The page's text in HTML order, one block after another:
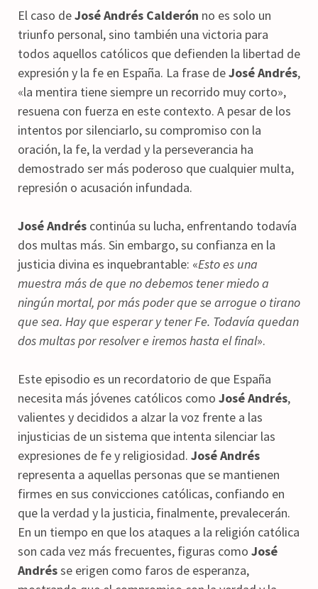
El caso deJosé Andrés Calderón no es solo un
triunfo personal, sino también una victoria para
todos aquellos católicos que defienden la libertad de
expresión y la fe en España. La frase deJosé Andrés,
«la mentira tiene siempre un recorrido muy corto»,
resuena con fuerza en este contexto. A pesar de los
intentos por silenciarlo, su compromiso con la
oración, la fe, la verdad y la perseverancia ha
demostrado ser más poderoso que cualquier multa,
represión o acusación infundada.
José Andrés continúa su lucha, enfrentando todavía
dos multas más. Sin embargo, su confianza en la
justicia divina es inquebrantable: «Esto es una
muestra más de que no debemos tener miedo a
ningún mortal, por más poder que se arrogue o tirano
que sea. Hay que esperar y tener Fe. Todavía quedan
dos multas por resolver e iremos hasta el final».
Este episodio es un recordatorio de que España
necesita más jóvenes católicos como José Andrés,
valientes y decididos a alzar la voz frente a las
injusticias de un sistema que intenta silenciar las
expresiones de fe y religiosidad. José Andrés
representa a aquellas personas que se mantienen
firmes en sus convicciones católicas, confiando en
que la verdad y la justicia, finalmente, prevalecerán.
En un tiempo en que los ataques a la religión católica
son cada vez más frecuentes, figuras como José
Andrésse erigen como faros de esperanza,